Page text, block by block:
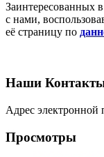
Заинтересованных
с нами,
её страницу по
Наши
Адрес электронной
Просмотры